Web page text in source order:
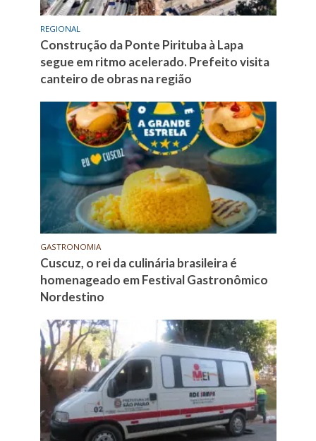
REGIONAL
Construção da Ponte Pirituba à Lapa
segue em ritmo acelerado. Prefeito visita
canteiro de obras na região
GASTRONOMIA
Cuscuz, o rei da culinária brasileira é
homenageado em Festival Gastronômico
Nordestino